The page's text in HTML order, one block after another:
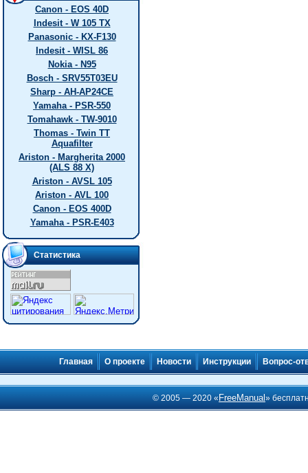
Canon - EOS 40D
Indesit - W 105 TX
Panasonic - KX-F130
Indesit - WISL 86
Nokia - N95
Bosch - SRV55T03EU
Sharp - AH-AP24CE
Yamaha - PSR-550
Tomahawk - TW-9010
Thomas - Twin TT
Aquafilter
Ariston - Margherita 2000
(ALS 88 X)
Ariston - AVSL 105
Ariston - AVL 100
Canon - EOS 400D
Yamaha - PSR-E403
Статистика
Главная О проекте Новости Инструкции Вопрос-
© 2005 — 2020 « FreeManual»